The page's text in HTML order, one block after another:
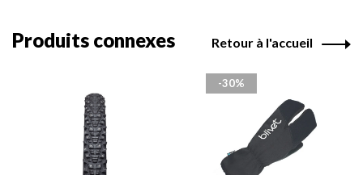
Produits connexes Retour à l'accueil
-30%